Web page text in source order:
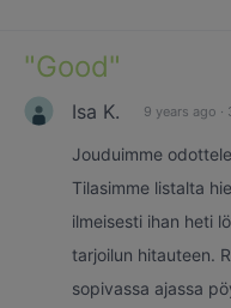
"Good"
Isa K. 9 years ago ·
Jouduimme
Tilasimme listalta
ilmeisesti ihan heti
tarjoilun hitauteen.
sopivassa ajassa